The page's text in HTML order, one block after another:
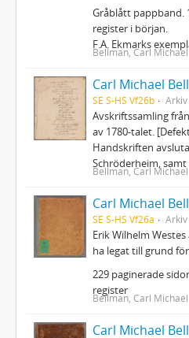
Gråblått pappband.
register i början.
F.A. Ekmarks
Bellman, Carl Michael
SE S-HS Vf26b Arkiv
Avskriftssamling
av 1780-talet.
Handskriften
Schröderheim,
Bellman, Carl Michael
SE S-HS Vf26a Arkiv
Erik Wilhelm
ha legat till grund
229 paginerade
register
Bellman, Carl Michael